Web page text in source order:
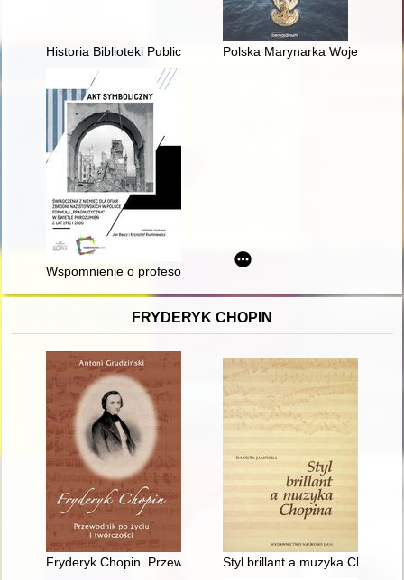
Historia Biblioteki Publicznej w Pruszkowie do roku 1989
Polska Marynarka Wojenna i
Wspomnienie o profesorze Włodzimierzu Borodzieju
FRYDERYK CHOPIN
Fryderyk Chopin. Przewodnik po życiu i twórczości
Styl brillant a muzyka Chopina